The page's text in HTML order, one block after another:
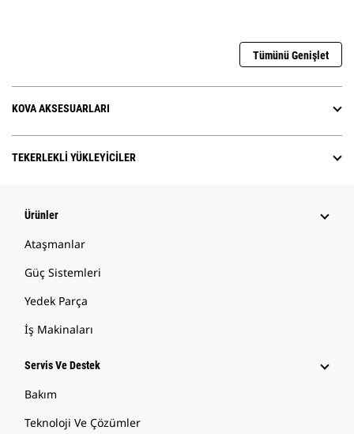
Tümünü Genişlet
KOVA AKSESUARLARI
TEKERLEKLI YÜKLEYICILER
Ürünler
Ataşmanlar
Güç Sistemleri
Yedek Parça
İş Makinaları
Servis Ve Destek
Bakım
Teknoloji Ve Çözümler